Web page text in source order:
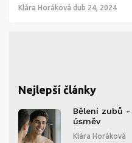
Klára Horáková dub 24, 2024
Nejlepší články
Bělení zubů
úsměv
Klára Horáková